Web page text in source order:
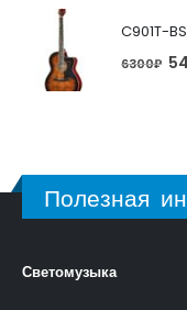
6300₽
Полезная
Светомузыка